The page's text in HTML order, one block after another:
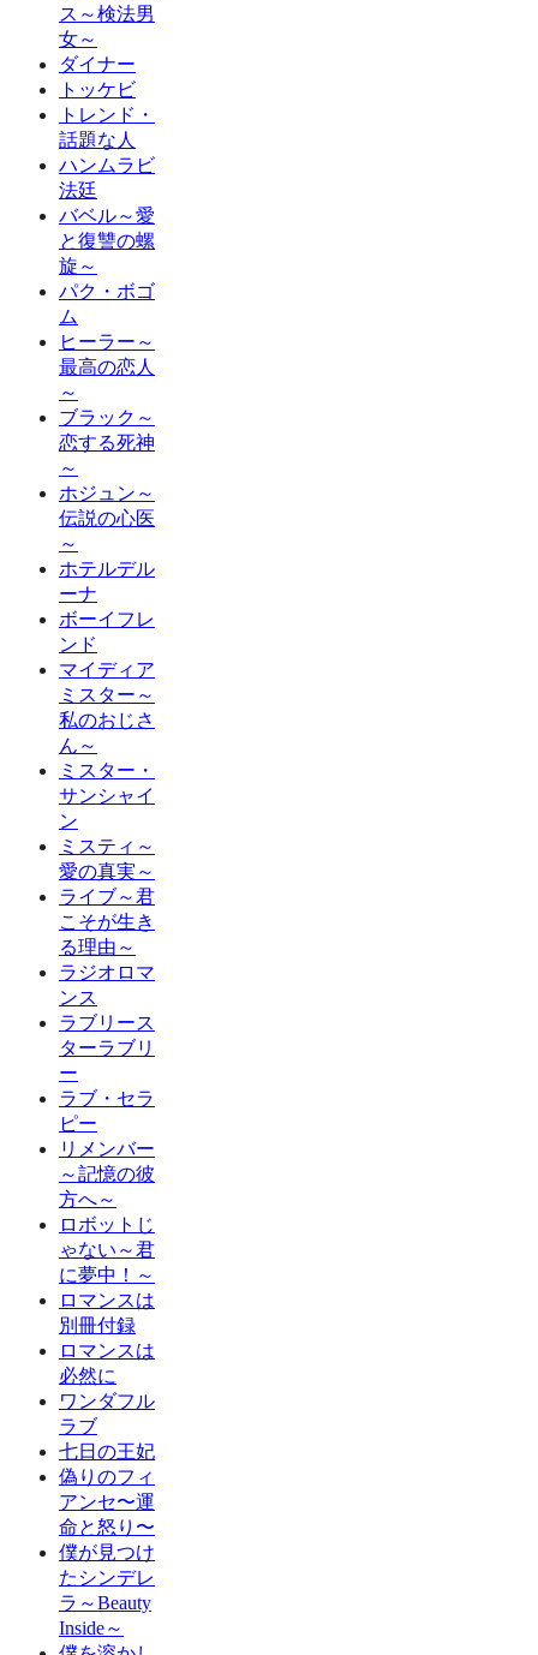
ス～検法男
女～
ダイナー
トッケビ
トレンド・
話題な人
ハンムラビ
法廷
バベル～愛
と復讐の螺
旋～
パク・ボゴ
ム
ヒーラー～
最高の恋人
～
ブラック～
恋する死神
～
ホジュン～
伝説の心医
～
ホテルデル
ーナ
ボーイフレ
ンド
マイディア
ミスター～
私のおじさ
ん～
ミスター・
サンシャイ
ン
ミスティ～
愛の真実～
ライブ～君
こそが生き
る理由～
ラジオロマ
ンス
ラブリース
ターラブリ
ー
ラブ・セラ
ピー
リメンバー
～記憶の彼
方へ～
ロボットじ
ゃない～君
に夢中！～
ロマンスは
別冊付録
ロマンスは
必然に
ワンダフル
ラブ
七日の王妃
偽りのフィ
アンセ〜運
命と怒り〜
僕が見つけ
たシンデレ
ラ～Beauty
Inside～